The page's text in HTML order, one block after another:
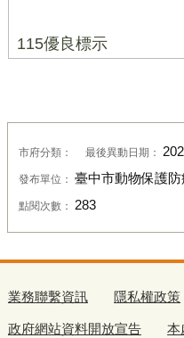
115優良標示
市府分類： 最後異動日期：
發布單位： 臺中市動物保護防
點閱次數： 283
業務聯繫資訊 隱私權政策
政府網站資料開放宣告 本